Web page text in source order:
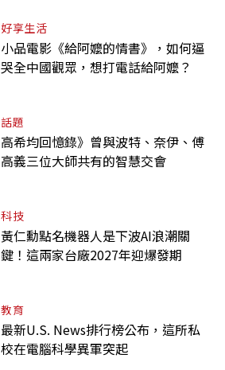
好享生活
小品電影《給阿嬤的情書》，如何逼
哭全中國觀眾，想打電話給阿嬤？
話題
高希均回憶錄》曾與波特、奈伊、傅
高義三位大師共有的智慧交會
科技
黃仁勳點名機器人是下波AI浪潮關
鍵！這兩家台廠2027年迎爆發期
教育
最新U.S. News排行榜公布，這所私
校在電腦科學異軍突起